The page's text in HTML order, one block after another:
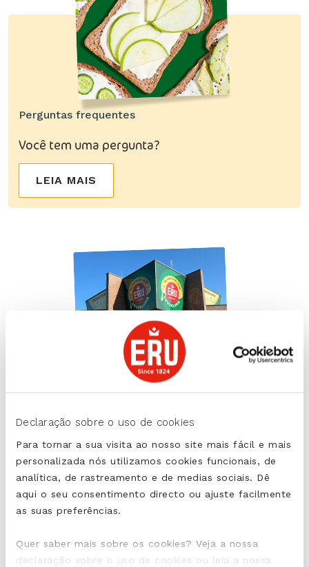
Declaração sobre o uso de cookies
Para tornar a sua visita ao nosso site mais fácil e mais
personalizada nós utilizamos cookies funcionais, de
analítica, de rastreamento e de medias sociais. Dê
aqui o seu consentimento directo ou ajuste facilmente
as suas preferências.
Quer saber mais sobre os cookies? Veja a nossa
declaração sobre o uso de cookies ou leia a nossa
Perguntas frequentes
Você tem uma pergunta?
LEIA MAIS
Contacto
Não hesite em nos contactar.
LEIA MAS